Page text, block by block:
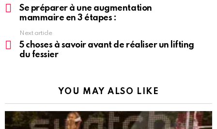
moreSe préparer à une augmentation
mammaire en 3 étapes :
Next article
5 choses à savoir avant de réaliser un lifting
du fessier
YOU MAY ALSO LIKE